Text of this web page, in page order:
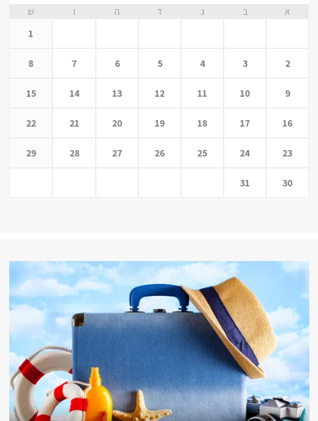
א ב ג ד ה ו
ש
1
2
3
4
5
6
7
8
9
10
11
12
13
14
15
16
17
18
19
20
21
22
23
24
25
26
27
28
29
30
31